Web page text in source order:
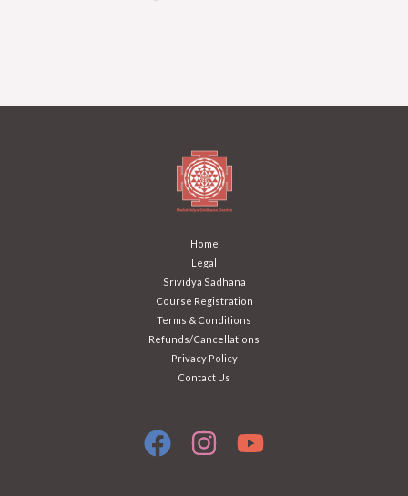
Home
Legal
Srividya Sadhana
Course Registration
Terms & Conditions
Refunds/Cancellations
Privacy Policy
Contact Us